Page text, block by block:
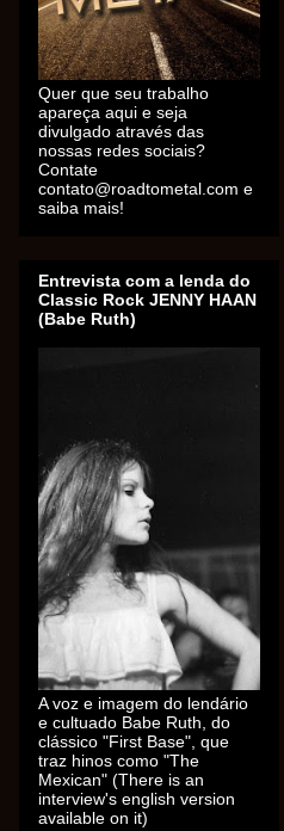
Quer que seu trabalho
apareça aqui e seja
divulgado através das
nossas redes sociais?
Contate
contato@roadtometal.com e
saiba mais!
Entrevista com a lenda do
Classic Rock JENNY HAAN
(Babe Ruth)
A voz e imagem do lendário
e cultuado Babe Ruth, do
clássico "First Base", que
traz hinos como "The
Mexican" (There is an
interview's english version
available on it)